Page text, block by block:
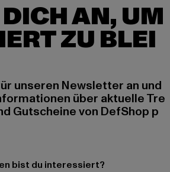
AN, UM
ZU BLEI
unseren Newsletter an und
über aktuelle Tre
Gutscheine von DefShop p
bist du interessiert?